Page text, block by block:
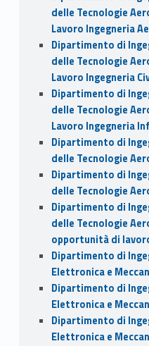
delle Tecnologie
Lavoro Ingegneria
Dipartimento di
delle Tecnologie
Lavoro Ingegneria
Dipartimento di
delle Tecnologie
Lavoro Ingegneria
Dipartimento di
delle Tecnologie
Dipartimento di
delle Tecnologie
Dipartimento di
delle Tecnologie
opportunità di
Dipartimento di
Elettronica e
Dipartimento di
Elettronica e
Dipartimento di
Elettronica e